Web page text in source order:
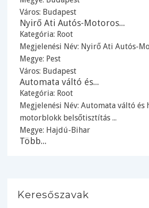
Város: Budapest
Nyirő Ati Autós-Motoros...
Kategória: Root
Megjelenési Név: Nyirő Ati Autós-
Megye: Pest
Város: Budapest
Automata váltó és...
Kategória: Root
Megjelenési Név: Automata váltó és
motorblokk belsőtisztítás ...
Megye: Hajdú-Bihar
Több...
Keresőszavak